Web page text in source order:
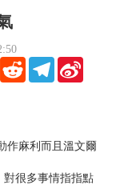
Wish
RedditTelegramSina
麻利而且溫文爾
對很多事情指指點